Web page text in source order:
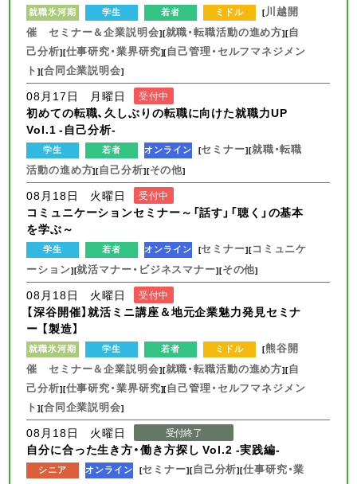
就職氷河期 学生 若者 ミドル [川越開
催 セミナー＆企業説明会][就職・転職活動の進め方][自
己分析][仕事研究・業界研究][自己管理・セルフマネジメン
ト][合同企業説明会]
08月17日 月曜日 受付中
初めての転職、久しぶりの転職に向けた就職力UP
Vol.1 -自己分析-
学生 若者 オンライン [セミナー][就職・転職
活動の進め方][自己分析][その他]
08月18日 火曜日 受付中
コミュニケーションセミナー～「話す」「聴く」の基本
を学ぶ～
学生 若者 オンライン [セミナー][コミュニケ
ーション][就活マナー・ビジネスマナー][その他]
08月18日 火曜日 受付中
【深谷開催】就活ミニ講座＆地元企業魅力発見セミナ
ー 【製造】
就職氷河期 学生 若者 ミドル [熊谷開
催 セミナー＆企業説明会][就職・転職活動の進め方][自
己分析][仕事研究・業界研究][自己管理・セルフマネジメン
ト][合同企業説明会]
08月18日 火曜日 受付終了
自分に合った生き方・働き方探し Vol.2 -実践編-
シニア オンライン [セミナー][自己分析][仕事研究・業